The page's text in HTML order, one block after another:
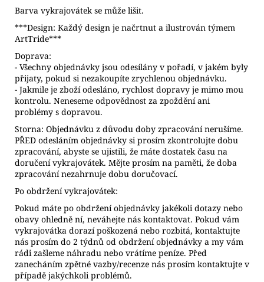
Barva vykrajovátek se může lišit.
***Design: Každý design je načrtnut a ilustrován týmem
ArtTride***
Doprava:
- Všechny objednávky jsou odesílány v pořadí, v jakém byly
přijaty, pokud si nezakoupíte zrychlenou objednávku.
- Jakmile je zboží odesláno, rychlost dopravy je mimo mou
kontrolu. Neneseme odpovědnost za zpoždění ani
problémy s dopravou.
Storna: Objednávku z důvodu doby zpracování nerušíme.
PŘED odesláním objednávky si prosím zkontrolujte dobu
zpracování, abyste se ujistili, že máte dostatek času na
doručení vykrajovátek. Mějte prosím na paměti, že doba
zpracování nezahrnuje dobu doručovací.
Po obdržení vykrajovátek:
Pokud máte po obdržení objednávky jakékoli dotazy nebo
obavy ohledně ní, neváhejte nás kontaktovat. Pokud vám
vykrajovátka dorazí poškozená nebo rozbitá, kontaktujte
nás prosím do 2 týdnů od obdržení objednávky a my vám
rádi zašleme náhradu nebo vrátíme peníze. Před
zanecháním zpětné vazby/recenze nás prosím kontaktujte v
případě jakýchkoli problémů.